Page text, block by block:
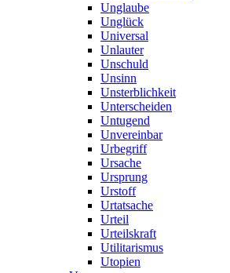
Unglaube
Unglück
Universal
Unlauter
Unschuld
Unsinn
Unsterblichkeit
Unterscheiden
Untugend
Unvereinbar
Urbegriff
Ursache
Ursprung
Urstoff
Urtatsache
Urteil
Urteilskraft
Utilitarismus
Utopien